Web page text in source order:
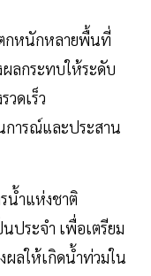
กหนักหลายพื้นที่
ลกระทบให้ระดับ
วดเร็ว
การณ์และประสาน
น้ำแห่งชาติ
ประจำ เพื่อเตรียม
ลให้เกิดน้ำท่วมใน